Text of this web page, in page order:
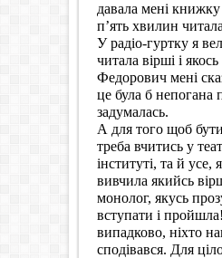
давала мені книжку
п’ять хвилин
У радіо-гуртку я
читала вірші і
Федорович мені
це була б непогана
задумалась.
А для того щоб
треба вчитись у
інституті, та й усе,
вивчила якийсь
монолог, якусь
вступати і
випадково, ніхто
сподівався. Для